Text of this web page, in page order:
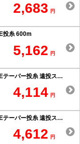
2,683 円
投糸 600m
5,162 円
【20周年記念 特別価格】拙者のPEテーパー投糸 遠投スペシャル 0.6号以上
4,114 円
【20周年記念 特別価格】拙者のPEテーパー投糸 遠投スペシャル 0.5号以下
4,612 円